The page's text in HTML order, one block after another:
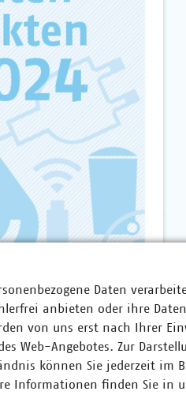
Daten
anbieten oder ihre
von uns erst nach Ihrer
Web-Angebotes. Zur
können Sie jederzeit im
Informationen finden Sie in